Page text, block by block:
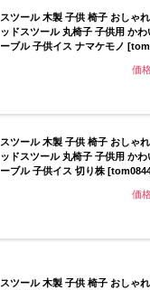
スツール 木製 子供 椅子 おしゃ
ッドスツール 丸椅子 子供用 か
ーブル 子供イス ナマケモノ
価
スツール 木製 子供 椅子 おしゃ
ッドスツール 丸椅子 子供用 か
ーブル 子供イス 切り株
価
スツール 木製 子供 椅子 おしゃ